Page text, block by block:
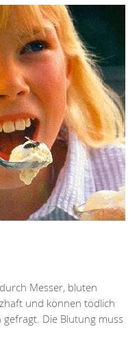
Messer, bluten
und können tödlich
Die Blutung muss